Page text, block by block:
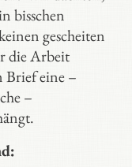
bisschen
gescheiten
die Arbeit
Brief eine –
–